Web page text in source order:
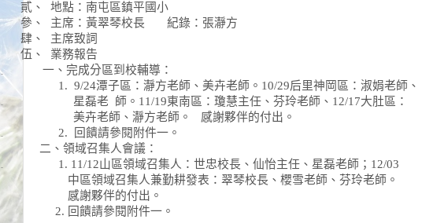
貳、
地點：南屯區鎮平國小
參、
主席：黃翠琴校長
紀錄：張瀞方
肆、
主席致詞
伍、
業務報告
一、完成分區到校輔導：
1. 9/24潭子區：瀞方老師、美卉老師。 10/29后里神岡區：淑娟老師、
星磊老
師。 11/19東南區：瓊慧主任、芬玲老師、 12/17大肚區：
美卉老師、瀞方老師。
感謝夥伴的付出。
2.
回饋請參閱附件一。
二、領域召集人會議：
1. 11/12山區領域召集人：世忠校長、仙怡主任、星磊老師； 12/03
中區領域召集人兼勤耕發表：翠琴校長、櫻雪老師、芬玲老師。
感謝夥伴的付出。
2. 回饋請參閱附件一。